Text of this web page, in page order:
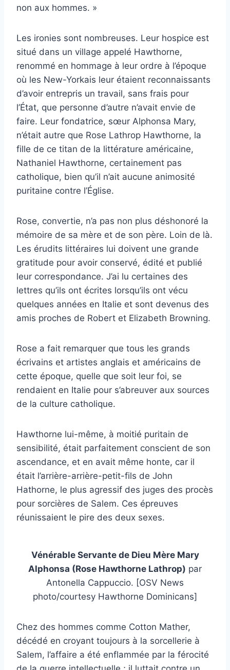
non aux hommes. »
Les ironies sont nombreuses. Leur hospice est
situé dans un village appelé Hawthorne,
renommé en hommage à leur ordre à l’époque
où les New-Yorkais leur étaient reconnaissants
d’avoir entrepris un travail, sans frais pour
l’État, que personne d’autre n’avait envie de
faire. Leur fondatrice, sœur Alphonsa Mary,
n’était autre que Rose Lathrop Hawthorne, la
fille de ce titan de la littérature américaine,
Nathaniel Hawthorne, certainement pas
catholique, bien qu’il n’ait aucune animosité
puritaine contre l’Église.
Rose, convertie, n’a pas non plus déshonoré la
mémoire de sa mère et de son père. Loin de là.
Les érudits littéraires lui doivent une grande
gratitude pour avoir conservé, édité et publié
leur correspondance. J’ai lu certaines des
lettres qu’ils ont écrites lorsqu’ils ont vécu
quelques années en Italie et sont devenus des
amis proches de Robert et Elizabeth Browning.
Rose a fait remarquer que tous les grands
écrivains et artistes anglais et américains de
cette époque, quelle que soit leur foi, se
rendaient en Italie pour s’abreuver aux sources
de la culture catholique.
Hawthorne lui-même, à moitié puritain de
sensibilité, était parfaitement conscient de son
ascendance, et en avait même honte, car il
était l’arrière-arrière-petit-fils de John
Hathorne, le plus agressif des juges des procès
pour sorcières de Salem. Ces épreuves
réunissaient le pire des deux sexes.
Vénérable Servante de Dieu Mère Mary
Alphonsa (Rose Hawthorne Lathrop) par
Antonella Cappuccio. [OSV News
photo/courtesy Hawthorne Dominicans]
Chez des hommes comme Cotton Mather,
décédé en croyant toujours à la sorcellerie à
Salem, l’affaire a été enflammée par la férocité